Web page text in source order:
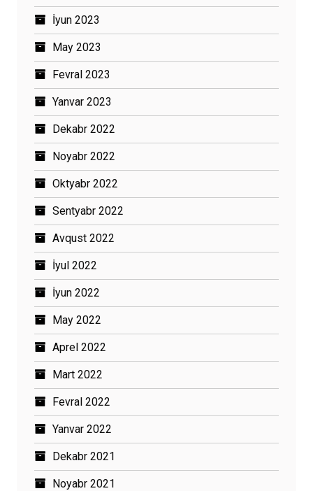
İyun 2023
May 2023
Fevral 2023
Yanvar 2023
Dekabr 2022
Noyabr 2022
Oktyabr 2022
Sentyabr 2022
Avqust 2022
İyul 2022
İyun 2022
May 2022
Aprel 2022
Mart 2022
Fevral 2022
Yanvar 2022
Dekabr 2021
Noyabr 2021